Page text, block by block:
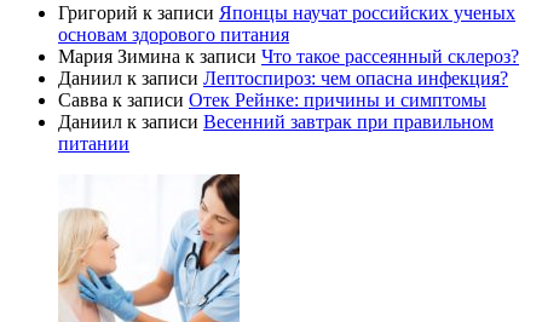
Григорий к записи Японцы научат российских ученых
основам здорового питания
Мария Зимина к записи Что такое рассеянный склероз?
Даниил к записи Лептоспироз: чем опасна инфекция?
Савва к записи Отек Рейнке: причины и симптомы
Даниил к записи Весенний завтрак при правильном
питании